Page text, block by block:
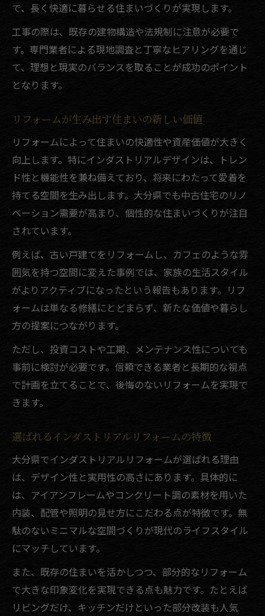
で、長く快適に暮らせる住まいづくりが実現します。
工事の際は、既存の建物構造や法規制に注意が必要で
す。専門業者による現地調査と丁寧なヒアリングを通じ
て、理想と現実のバランスを取ることが成功のポイント
となります。
リフォームが生み出す住まいの新しい価値
リフォームによって住まいの快適性や資産価値が大きく
向上します。特にインダストリアルデザインは、トレン
ド性と機能性を兼ね備えており、将来にわたって愛着を
持てる空間を生み出します。大分県でも中古住宅のリノ
ベーション需要が高まり、個性的な住まいづくりが注目
されています。
例えば、古い戸建てをリフォームし、カフェのような雰
囲気を持つ空間に変えた事例では、家族の生活スタイル
がよりアクティブになったという報告もあります。リフ
ォームは単なる修繕にとどまらず、新たな価値や暮らし
方の提案につながります。
ただし、投資コストや工期、メンテナンス性についても
事前に検討が必要です。信頼できる業者と長期的な視点
で計画を立てることで、後悔のないリフォームを実現で
きます。
選ばれるインダストリアルリフォームの特徴
大分県でインダストリアルリフォームが選ばれる理由
は、デザイン性と実用性の高さにあります。具体的に
は、アイアンフレームやコンクリート調の素材を用いた
内装、配管や照明の見せ方にこだわる点が特徴です。無
駄のないミニマルな空間づくりが現代のライフスタイル
にマッチしています。
また、既存の住まいを活かしつつ、部分的なリフォーム
で大きな印象変化を実現できる点も魅力です。たとえば
リビングだけ、キッチンだけといった部分改装も人気